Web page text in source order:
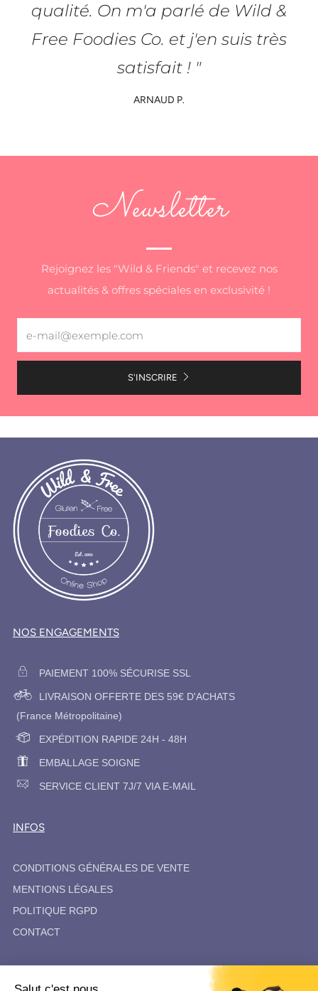
qualité. On m'a parlé de Wild &
Free Foodies Co. et j'en suis très
satisfait ! "
ARNAUD P.
Newsletter
Rejoignez les "Wild & Friends" et recevez nos
actualités & offres spéciales en exclusivité !
S'INSCRIRE
NOS ENGAGEMENTS
PAIEMENT 100% SÉCURISE SSL
LIVRAISON OFFERTE DES 59€ D'ACHATS
(France Métropolitaine)
EXPÉDITION RAPIDE 24H - 48H
EMBALLAGE SOIGNE
SERVICE CLIENT 7J/7 VIA E-MAIL
INFOS
CONDITIONS GÉNÉRALES DE VENTE
MENTIONS LÉGALES
POLITIQUE RGPD
CONTACT